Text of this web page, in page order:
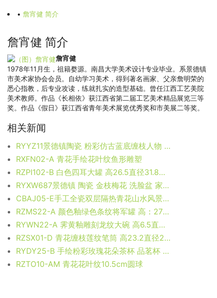
• 詹宵健 简介
詹宵健 简介
詹宵健
1978年11月生，祖籍婺源。南昌大学美术设计专业毕业。系景德镇
市美术家协会会员。自幼学习美术，得到著名画家、父亲詹明荣的
悉心指教，后专业攻读，练就扎实的造型基础。曾任江西工艺美院
美术教师。作品《长相依》获江西省第二届工艺美术精品展览三等
奖。作品《假日》获江西省青年美术展览优秀奖和市美展二等奖。
相关新闻
RYYZ11景德镇陶瓷 粉彩仿古蓝底缠枝人物 瓷桌凳套组 一桌四凳子
RXFN02-A 青花手绘花叶纹鱼形雕塑
RZPI102-B 白色四耳大罐 高26.5直径31.8底径21.4重量6KG
RYXW687景德镇 陶瓷 金枝梅花 洗脸盆 家居工艺摆设
CBAJ05-E手工全瓷双层隔热青花山水风景画保温杯 旅行杯 养生杯
RZMS22-A 颜色釉绿色条纹将军罐 高：27直径：14.5口径：底径：9.5重量：1.1KG
RYWN22-A 霁黄釉雕刻龙纹大碗 高6.5直径22.4底径13.3重量0.7KG
RZSX01-D 青花缠枝莲纹笔筒 高23.2直径22口径17重量4.05KG
RYDY25-B 手绘粉彩玫瑰花朵茶杯 品茗杯 咖啡杯
RZTO10-AM 青花花叶纹10.5cm圆球